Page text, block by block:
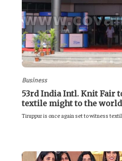
Business
53rd India Intl. Knit Fair
textile might to the world
Tiruppur is once again set to witness